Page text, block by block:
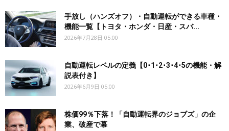
手放し（ハンズオフ）・自動運転ができる車種・
機能一覧【トヨタ・ホンダ・日産・スバ...
2026年7月28日 05:00
自動運転レベルの定義【0･1･2･3･4･5の機能・解
説表付き】
2026年6月9日 05:00
株価99％下落！「自動運転界のジョブズ」の企
業、破産で幕